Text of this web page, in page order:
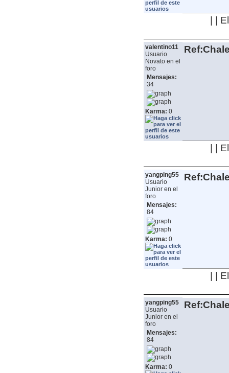
| |
valentino11
Usuario
Novato en el
foro
Mensajes:
34
Karma: 0
| |
yangping55
Usuario
Junior en el
foro
Mensajes:
84
Karma: 0
| |
yangping55
Usuario
Junior en el
foro
Mensajes:
84
Karma: 0